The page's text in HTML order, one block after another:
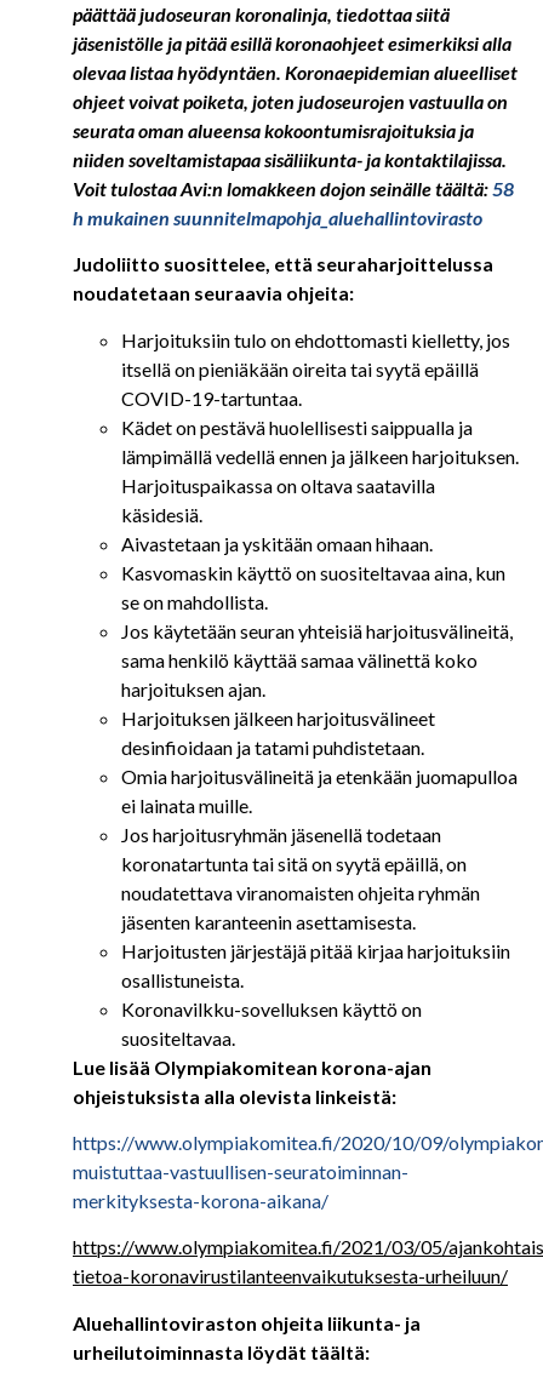
päättää judoseuran koronalinja, tiedottaa siitä
jäsenistölle ja pitää esillä koronaohjeet esimerkiksi alla
olevaa listaa hyödyntäen. Koronaepidemian alueelliset
ohjeet voivat poiketa, joten judoseurojen vastuulla on
seurata oman alueensa kokoontumisrajoituksia ja
niiden soveltamistapaa sisäliikunta- ja kontaktilajissa.
Voit tulostaa Avi:n lomakkeen dojon seinälle täältä: 58
h mukainen suunnitelmapohja_aluehallintovirasto
Judoliitto suosittelee, että seuraharjoittelussa
noudatetaan seuraavia ohjeita:
Harjoituksiin tulo on ehdottomasti kielletty, jos
itsellä on pieniäkään oireita tai syytä epäillä
COVID-19-tartuntaa.
Kädet on pestävä huolellisesti saippualla ja
lämpimällä vedellä ennen ja jälkeen harjoituksen.
Harjoituspaikassa on oltava saatavilla
käsidesiä.
Aivastetaan ja yskitään omaan hihaan.
Kasvomaskin käyttö on suositeltavaa aina, kun
se on mahdollista.
Jos käytetään seuran yhteisiä harjoitusvälineitä,
sama henkilö käyttää samaa välinettä koko
harjoituksen ajan.
Harjoituksen jälkeen harjoitusvälineet
desinfioidaan ja tatami puhdistetaan.
Omia harjoitusvälineitä ja etenkään juomapulloa
ei lainata muille.
Jos harjoitusryhmän jäsenellä todetaan
koronatartunta tai sitä on syytä epäillä, on
noudatettava viranomaisten ohjeita ryhmän
jäsenten karanteenin asettamisesta.
Harjoitusten järjestäjä pitää kirjaa harjoituksiin
osallistuneista.
Koronavilkku-sovelluksen käyttö on
suositeltavaa.
Lue lisää Olympiakomitean korona-ajan
ohjeistuksista alla olevista linkeistä:
https://www.olympiakomitea.fi/2020/10/09/
muistuttaa-vastuullisen-seuratoiminnan-
merkityksesta-korona-aikana/
https://www.olympiakomitea.fi/2021/03/05/
tietoa-koronavirustilanteenvaikutuksesta-urheiluun/
Aluehallintoviraston ohjeita liikunta- ja
urheilutoiminnasta löydät täältä: